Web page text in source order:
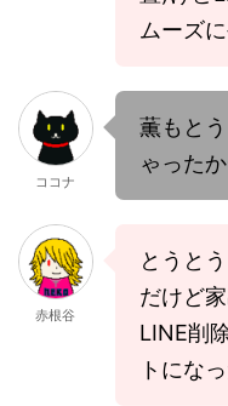
ムーズ
ココナ
薫もと
ゃった
赤根谷
とうと
だけど
LINE削
トにな